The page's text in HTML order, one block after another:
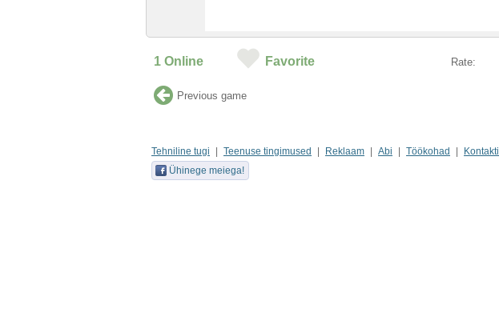
1 Online Favorite Rate:
Previous game
Tehniline tugi Teenuse tingimused Reklaam Abi Töökohad
Ühinege meiega!